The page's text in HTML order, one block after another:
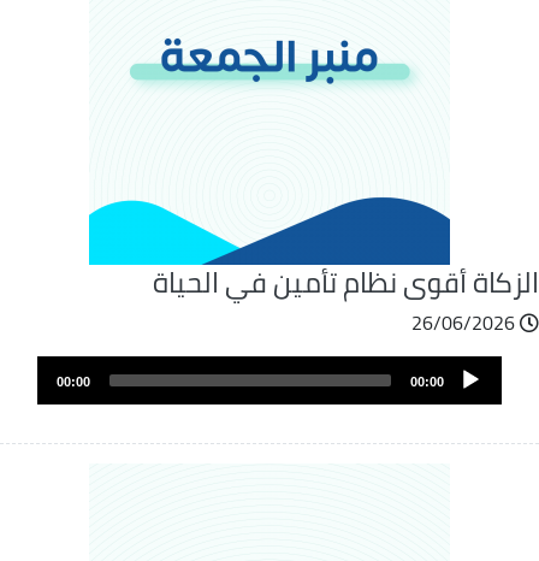
أقوى نظام تأمين في الحياة
26/06/2026
ملفAudio
Player
00:00
00:00